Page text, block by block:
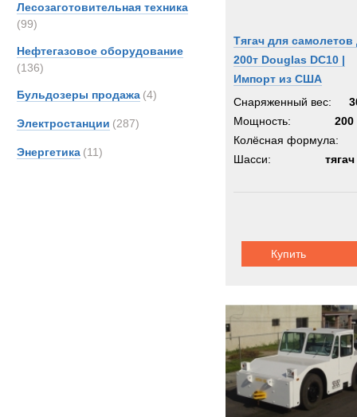
Лесозаготовительная техника
(99)
Нефтегазовое оборудование
(136)
Бульдозеры продажа (4)
Электростанции (287)
Энергетика (11)
Тягач для самолетов
200т Douglas DC10 |
Импорт из США
Снаряженный вес:
Мощность:
200
Колёсная формула:
Шасси:
Купить